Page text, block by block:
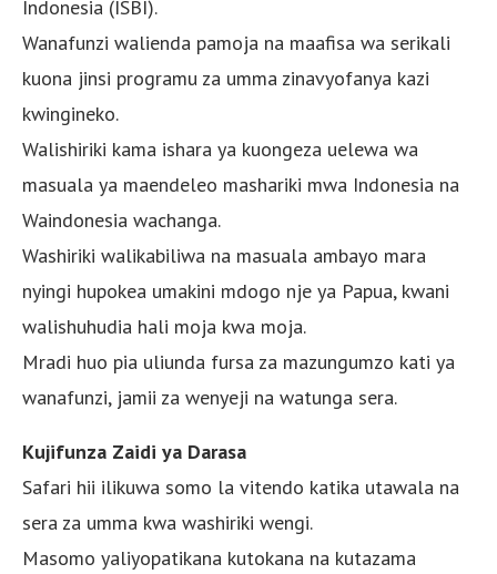
Indonesia (ISBI).
Wanafunzi walienda pamoja na maafisa wa serikali
kuona jinsi programu za umma zinavyofanya kazi
kwingineko.
Walishiriki kama ishara ya kuongeza uelewa wa
masuala ya maendeleo mashariki mwa Indonesia na
Waindonesia wachanga.
Washiriki walikabiliwa na masuala ambayo mara
nyingi hupokea umakini mdogo nje ya Papua, kwani
walishuhudia hali moja kwa moja.
Mradi huo pia uliunda fursa za mazungumzo kati ya
wanafunzi, jamii za wenyeji na watunga sera.
Kujifunza Zaidi ya Darasa
Safari hii ilikuwa somo la vitendo katika utawala na
sera za umma kwa washiriki wengi.
Masomo yaliyopatikana kutokana na kutazama